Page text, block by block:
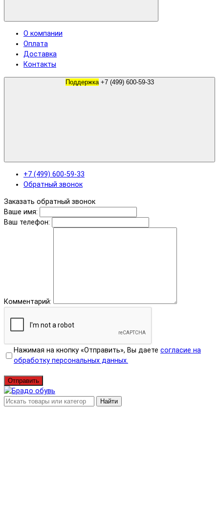
О компании
Оплата
Доставка
Контакты
Поддержка +7 (499) 600-59-33
+7 (499) 600-59-33
Обратный звонок
Заказать обратный звонок
Ваше имя:
Ваш телефон:
Комментарий:
Нажимая на кнопку «Отправить», Вы даете согласие на
обработку персональных данных.
Отправить
Найти